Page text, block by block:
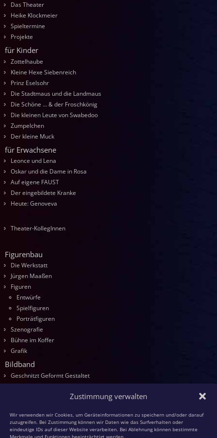
Zustimmung verwalten
Wir verwenden wir Cookies, um Geräteinformationen zu speichern und/oder darauf
zuzugreifen. Bei Zustimmung können wir Daten wie das Surfverhalten oder
eindeutige IDs auf dieser Website verarbeiten. Bei Ablehnung können bestimmte
Merkmale und Funktionen beeinträchtigt werden.
Das Theater
Heike Klockmeier
Spieltermine
Projekte
für Kinder
Zottelhaube
Kleine Hexe Siebenreich
Prinz Eselsohr
Die Stadtmaus und die Landmaus
Die Schöne … & der Froschkönig
Die kleinen Leute von Swabedoo
Zumpelchen
Der kleine Muck
für Erwachsene
Leonce und Lena
Oskar und die Dame in Rosa
Auf eigene FAUST
Der eingebildete Kranke
Heute: Genoveva
Theater-KollegInnen
Figurenbau
Die Werkstatt
Jürgen Maaßen
Figuren
Entwürfe
Spielfiguren
Porträtfiguren
Szenografie
Bühne im Koffer
Grafik
Bildband
Geschnitzt Geformt Gestaltet
Schnitzen
Modellieren